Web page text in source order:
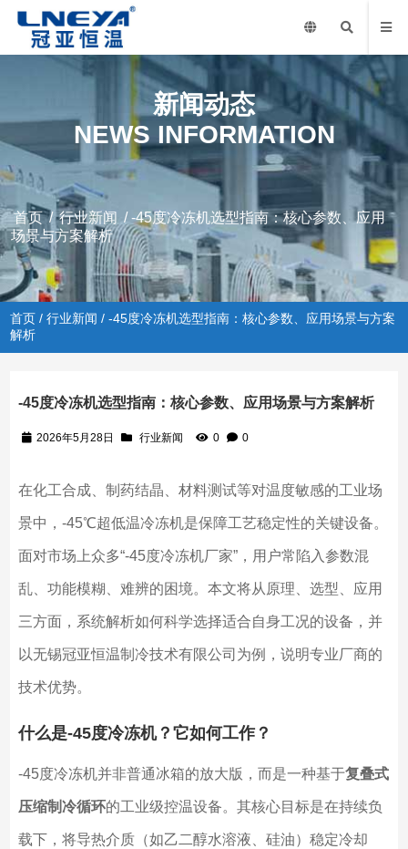
新闻动态
NEWS INFORMATION
首页/行业新闻 / -45度冷冻机选型指南：核心参数、应用
场景与方案解析
首页 /行业新闻 / -45度冷冻机选型指南：核心参数、应用场景与方案
解析
-45度冷冻机选型指南：核心参数、应用场景与方案解析
2026年5月28日 行业新闻 0 0
在化工合成、制药结晶、材料测试等对温度敏感的工业场
景中，-45℃超低温冷冻机是保障工艺稳定性的关键设备。
面对市场上众多“-45度冷冻机厂家”，用户常陷入参数混
乱、功能模糊、难辨的困境。本文将从原理、选型、应用
三方面，系统解析如何科学选择适合自身工况的设备，并
以无锡冠亚恒温制冷技术有限公司为例，说明专业厂商的
技术优势。
什么是-45度冷冻机？它如何工作？
-45度冷冻机并非普通冰箱的放大版，而是一种基于复叠式
压缩制冷循环的工业级控温设备。其核心目标是在持续负
载下，将导热介质（如乙二醇水溶液、硅油）稳定冷却